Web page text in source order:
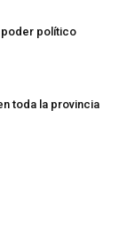
político
toda la provincia